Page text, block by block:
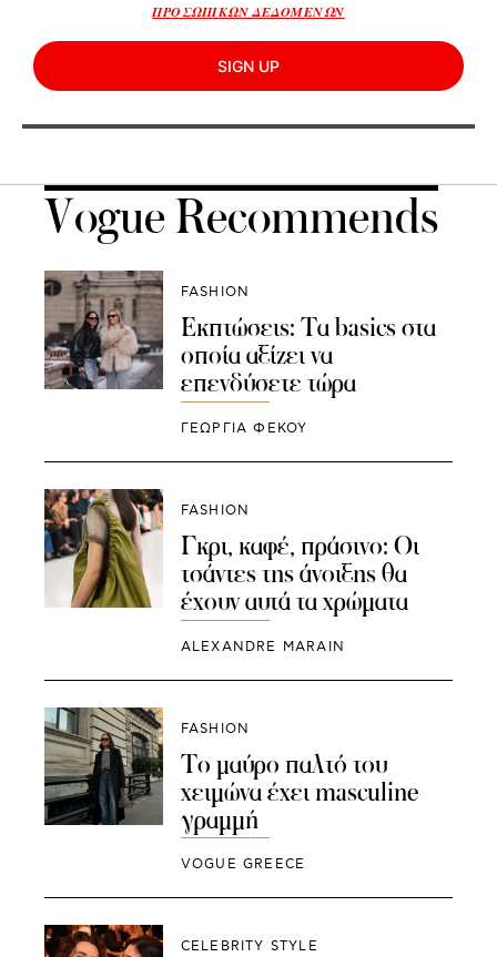
ΠΡΟΣΩΠΙΚΩΝ ΔΕΔΟΜΕΝΩΝ
SIGN UP
Vogue Recommends
FASHION
Εκπτώσεις: Tα basics στα
οποία αξίζει να
επενδύσετε τώρα
ΓΕΩΡΓΙΑ ΦΕΚΟΥ
FASHION
Γκρι, καφέ, πράσινο: Οι
τσάντες της άνοιξης θα
έχουν αυτά τα χρώματα
ALEXANDRE MARAIN
FASHION
Το μαύρο παλτό του
χειμώνα έχει masculine
γραμμή
VOGUE GREECE
CELEBRITY STYLE